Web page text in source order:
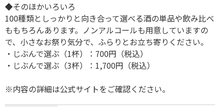
◆そのほかいろいろ
100種類としっかりと向き合って選べる酒の単品や飲み比べ
ももちろんあります。ノンアルコールも用意していますの
で、小さなお祭り気分で、ふらりとお立ち寄りください。
・じぶんで選ぶ（1杯）：700円（税込）
・じぶんで選ぶ（3杯）：1,700円（税込）
※内容の詳細は公式サイトをご確認ください。